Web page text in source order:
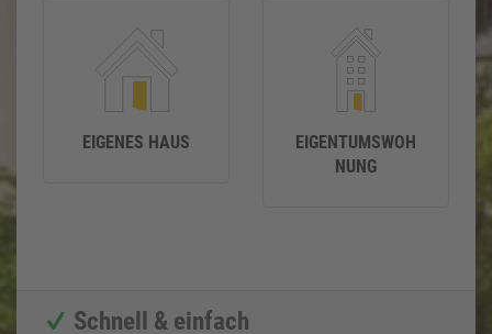
EIGENES HAUS
EIGENTUMSWOH
NUNG
Schnell & einfach